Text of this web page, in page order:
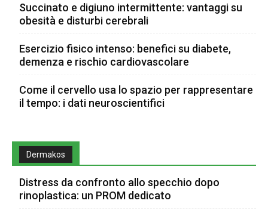
Succinato e digiuno intermittente: vantaggi su
obesità e disturbi cerebrali
Esercizio fisico intenso: benefici su diabete,
demenza e rischio cardiovascolare
Come il cervello usa lo spazio per rappresentare
il tempo: i dati neuroscientifici
Dermakos
Distress da confronto allo specchio dopo
rinoplastica: un PROM dedicato